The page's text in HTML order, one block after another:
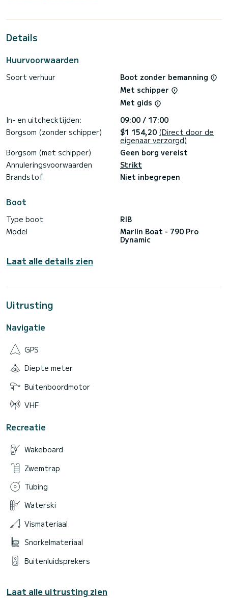
Details
Huurvoorwaarden
Soort verhuur
Boot zonder bemanning
Met schipper
Met gids
In- en uitchecktijden:
09:00 / 17:00
Borgsom (zonder schipper)
$1 154,20 (Direct door de
eigenaar verzorgd)
Borgsom (met schipper)
Geen borg vereist
Annuleringsvoorwaarden
Strikt
Brandstof
Niet inbegrepen
Boot
Type boot
RIB
Model
Marlin Boat - 790 Pro
Dynamic
Laat alle details zien
Uitrusting
Navigatie
GPS
Diepte meter
Buitenboordmotor
VHF
Recreatie
Wakeboard
Zwemtrap
Tubing
Waterski
Vismateriaal
Snorkelmateriaal
Buitenluidsprekers
Laat alle uitrusting zien